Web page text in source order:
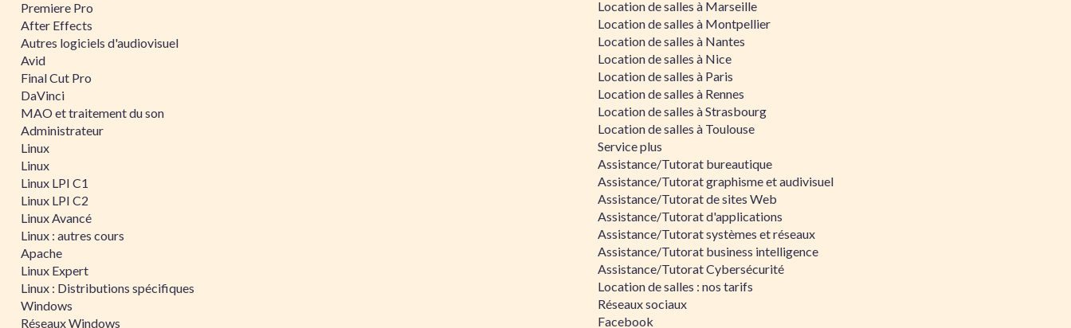
Premiere Pro
After Effects
Autres logiciels d'audiovisuel
Avid
Final Cut Pro
DaVinci
MAO et traitement du son
Administrateur
Linux
Linux
Linux LPI C1
Linux LPI C2
Linux Avancé
Linux : autres cours
Apache
Linux Expert
Linux : Distributions spécifiques
Windows
Réseaux Windows
Location de salles à Marseille
Location de salles à Montpellier
Location de salles à Nantes
Location de salles à Nice
Location de salles à Paris
Location de salles à Rennes
Location de salles à Strasbourg
Location de salles à Toulouse
Service plus
Assistance/Tutorat bureautique
Assistance/Tutorat graphisme et audivisuel
Assistance/Tutorat de sites Web
Assistance/Tutorat d'applications
Assistance/Tutorat systèmes et réseaux
Assistance/Tutorat business intelligence
Assistance/Tutorat Cybersécurité
Location de salles : nos tarifs
Réseaux sociaux
Facebook